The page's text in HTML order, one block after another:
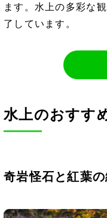
ます。水上の多彩な
了しています。
水上のおす
奇岩怪石と紅葉の